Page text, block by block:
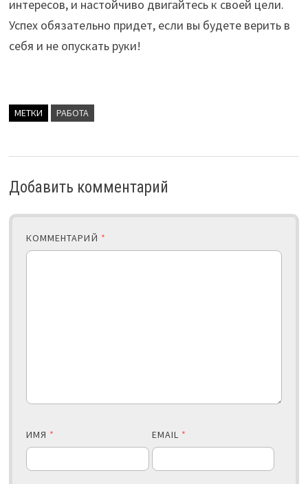
интересов, и настойчиво двигайтесь к своей цели.
Успех обязательно придет, если вы будете верить в
себя и не опускать руки!
МЕТКИ РАБОТА
Добавить комментарий
КОММЕНТАРИЙ *
ИМЯ * EMAIL *